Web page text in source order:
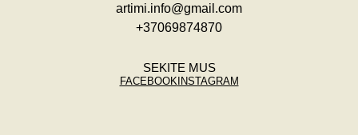
artimi.info@gmail.com
+37069874870
SEKITE MUS
FACEBOOKINSTAGRAM